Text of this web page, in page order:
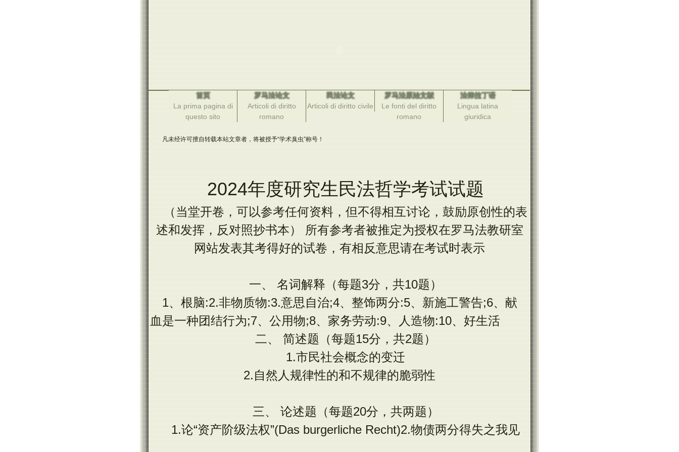
首页
La prima pagina di
questo sito
罗马法论文
Articoli di diritto
romano
民法论文
Articoli di diritto civile
罗马法原始文献
Le fonti del diritto
romano
法律拉丁语
Lingua latina
giuridica
凡未经许可擅自转载本站文章者，将被授予“学术臭虫”称号！
2024年度研究生民法哲学考试试题
（当堂开卷，可以参考任何资料，但不得相互讨论，鼓励原创性的表
述和发挥，反对照抄书本） 所有参考者被推定为授权在罗马法教研室
网站发表其考得好的试卷，有相反意思请在考试时表示
一、 名词解释（每题3分，共10题）
1、根脑:2.非物质物:3.意思自治;4、整饰两分:5、新施工警告;6、献
血是一种团结行为;7、公用物;8、家务劳动:9、人造物:10、好生活
二、 简述题（每题15分，共2题）
1.市民社会概念的变迁
2.自然人规律性的和不规律的脆弱性
三、 论述题（每题20分，共两题）
1.论“资产阶级法权”(Das burgerliche Recht)2.物债两分得失之我见